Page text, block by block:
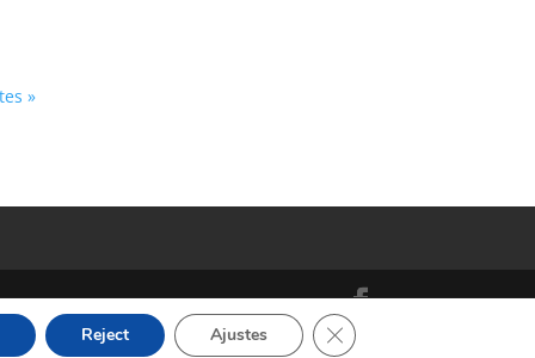
»
Reject Ajustes Cerrar el banner de